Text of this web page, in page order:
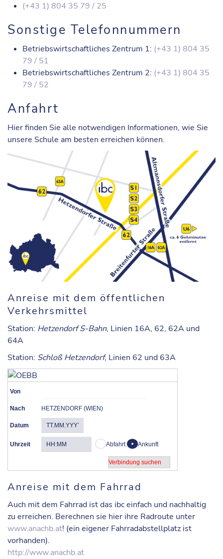
(+43 1) 804 35 79 / 25
Sonstige Telefonnummern
Betriebswirtschaftliches Zentrum 1: (+43 1) 804 35
79 / 51
Betriebswirtschaftliches Zentrum 2: (+43 1) 804 35
79 / 52
Anfahrt
Hier finden Sie alle notwendigen Informationen, wie Sie
unsere Schule am besten erreichen können.
Anreise mit dem öffentlichen
Verkehrsmittel
Station: Hetzendorf S-Bahn, Linien 16A, 62, 62A und
64A
Station: Schloß Hetzendorf, Linien 62 und 63A
Von
Nach HETZENDORF (WIEN)
Datum
Uhrzeit Abfahrt Ankunft
Anreise mit dem Fahrrad
Auch mit dem Fahrrad ist das ibc einfach und nachhaltig
zu erreichen. Berechnen sie hier ihre Radroute unter
www.anachb.at! (ein eigener Fahrradabstellplatz ist
vorhanden).
http://www.anachb.at